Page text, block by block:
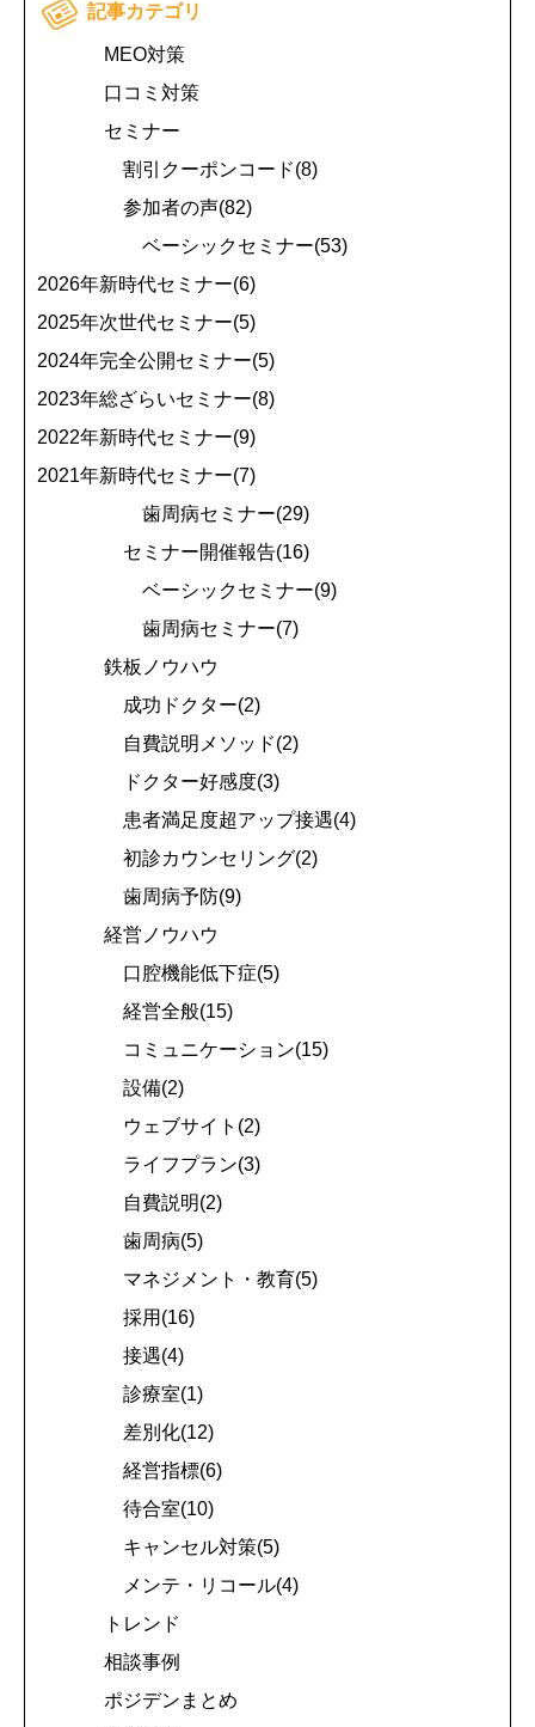
記事カテゴリ
MEO対策
口コミ対策
セミナー
割引クーポンコード(8)
参加者の声(82)
ベーシックセミナー(53)
2026年新時代セミナー(6)
2025年次世代セミナー(5)
2024年完全公開セミナー(5)
2023年総ざらいセミナー(8)
2022年新時代セミナー(9)
2021年新時代セミナー(7)
歯周病セミナー(29)
セミナー開催報告(16)
ベーシックセミナー(9)
歯周病セミナー(7)
鉄板ノウハウ
成功ドクター(2)
自費説明メソッド(2)
ドクター好感度(3)
患者満足度超アップ接遇(4)
初診カウンセリング(2)
歯周病予防(9)
経営ノウハウ
口腔機能低下症(5)
経営全般(15)
コミュニケーション(15)
設備(2)
ウェブサイト(2)
ライフプラン(3)
自費説明(2)
歯周病(5)
マネジメント・教育(5)
採用(16)
接遇(4)
診療室(1)
差別化(12)
経営指標(6)
待合室(10)
キャンセル対策(5)
メンテ・リコール(4)
トレンド
相談事例
ポジデンまとめ